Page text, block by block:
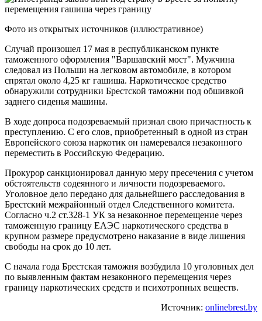
Фото из открытых источников (иллюстративное)
Случай произошел 17 мая в республиканском пункте
таможенного оформления "Варшавский мост". Мужчина
следовал из Польши на легковом автомобиле, в котором
спрятал около 4,25 кг гашиша. Наркотическое средство
обнаружили сотрудники Брестской таможни под обшивкой
заднего сиденья машины.
В ходе допроса подозреваемый признал свою причастность к
преступлению. С его слов, приобретенный в одной из стран
Европейского союза наркотик он намеревался незаконного
переместить в Российскую Федерацию.
Прокурор санкционировал данную меру пресечения с учетом
обстоятельств содеянного и личности подозреваемого.
Уголовное дело передано для дальнейшего расследования в
Брестский межрайонный отдел Следственного комитета.
Согласно ч.2 ст.328-1 УК за незаконное перемещение через
таможенную границу ЕАЭС наркотического средства в
крупном размере предусмотрено наказание в виде лишения
свободы на срок до 10 лет.
С начала года Брестская таможня возбудила 10 уголовных дел
по выявленным фактам незаконного перемещения через
границу наркотических средств и психотропных веществ.
Источник: onlinebrest.by